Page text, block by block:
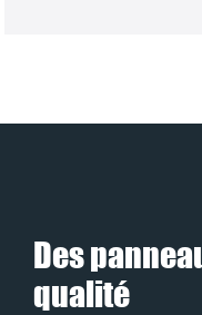
Des
qualité